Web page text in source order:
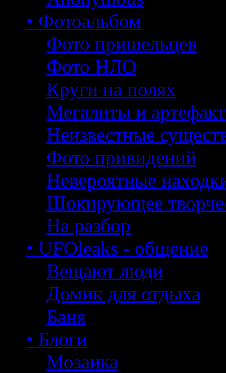
• Фотоальбом
Фото пришельцев
Фото НЛО
Круги на полях
Мегалиты и
Неизвестные
Фото привидений
Невероятные
Шокирующее
На разбор
• UFOleaks - общение
Вещают люди
Домик для отдыха
Баня
• Блоги
Мозаика